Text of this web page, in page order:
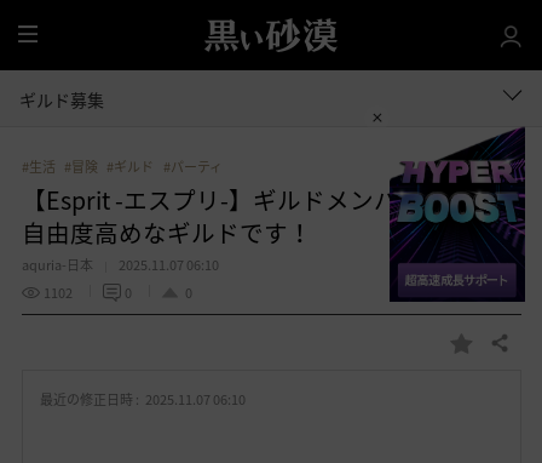
全
体
ギルド募集
#生活 #冒険 #ギルド #パーティ
【Esprit -エスプリ-】ギルドメンバー募集中★
自由度高めなギルドです！
aquria-日本
2025.11.07 06:10
1102
0 0
お 共有する
最近の修正日時 : 2025.11.07 06:10